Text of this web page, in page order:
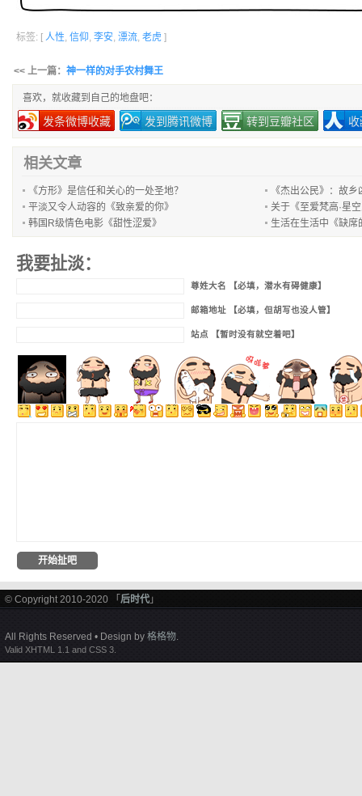
标签: [ 人性, 信仰, 李安, 漂流, 老虎 ]
<< 上一篇： 神一样的对手农村舞王
喜欢，就收藏到自己的地盘吧：
发条微博收藏 发到腾讯微博 转到豆瓣社区
相关文章
《方形》是信任和关心的一处圣地？
《杰出公民》：故乡
平淡又令人动容的《致亲爱的你》
关于《至爱梵高·星
韩国R级情色电影《甜性涩爱》
生活在生活中《缺席
我要扯淡：
尊姓大名 【必填，潜水有碍健康】
邮箱地址 【必填，但胡写也没人管】
站点 【暂时没有就空着吧】
© Copyright 2010-2020 「 后时代 」
All Rights Reserved • Design by 格格物.
Valid XHTML 1.1 and CSS 3.